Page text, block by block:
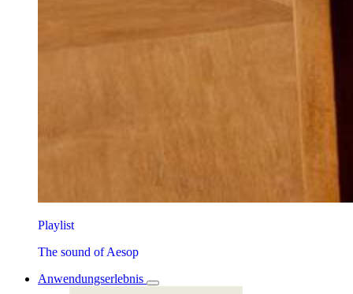
Playlist
The sound of Aesop
Anwendungserlebnis